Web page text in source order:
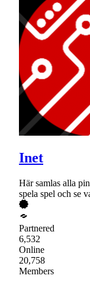
Inet
Här samlas alla
spela spel och se
Partnered
6,532
Online
20,758
Members